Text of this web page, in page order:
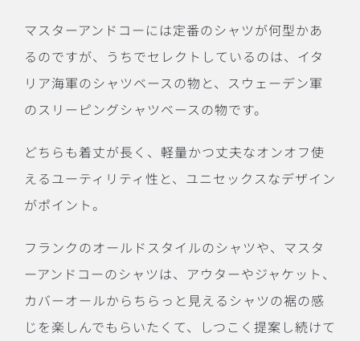
マスターアンドコーには定番のシャツが何型かあ
るのですが、うちでセレクトしているのは、イタ
リア海軍のシャツベースの物と、スウェーデン軍
のスリーピングシャツベースの物です。
どちらも着丈が長く、軽量かつ丈夫なオンオフ使
えるユーティリティ性と、ユニセックスなデザイン
がポイント。
フランクのオールドスタイルのシャツや、マスタ
ーアンドコーのシャツは、アウターやジャケット、
カバーオールからちらっと見えるシャツの裾の感
じを楽しんでもらいたくて、しつこく提案し続けて